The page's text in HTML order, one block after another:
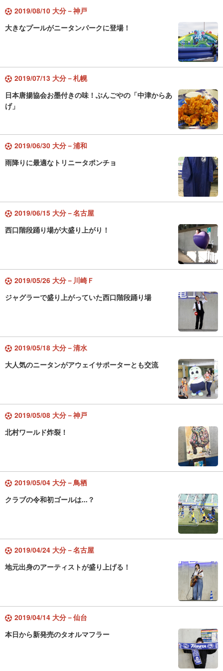
2019/08/10 大分－神戸
大きなプールがニータンパークに登場！
2019/07/13 大分－札幌
日本唐揚協会お墨付きの味！ぶんごやの「中津からあ
げ」
2019/06/30 大分－浦和
雨降りに最適なトリニータポンチョ
2019/06/15 大分－名古屋
西口階段踊り場が大盛り上がり！
2019/05/26 大分－川崎Ｆ
ジャグラーで盛り上がっていた西口階段踊り場
2019/05/18 大分－清水
大人気のニータンがアウェイサポーターとも交流
2019/05/08 大分－神戸
北村ワールド炸裂！
2019/05/04 大分－鳥栖
クラブの令和初ゴールは...？
2019/04/24 大分－名古屋
地元出身のアーティストが盛り上げる！
2019/04/14 大分－仙台
本日から新発売のタオルマフラー